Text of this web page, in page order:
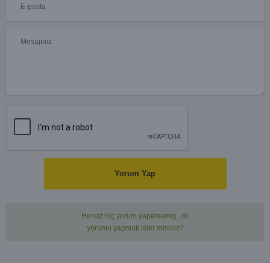
Yorum Yap
Henüz hiç yorum yapılmamış , ilk
yorumu yapmak ister misiniz?